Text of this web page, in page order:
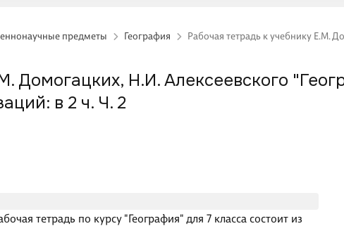
предметы География Рабочая тетрадь к учебнику Е.М.
тетрадь по курсу "География" для 7 класса состоит из
Домогацких, Н.И. Алексеевского
в 2 ч. Ч. 2